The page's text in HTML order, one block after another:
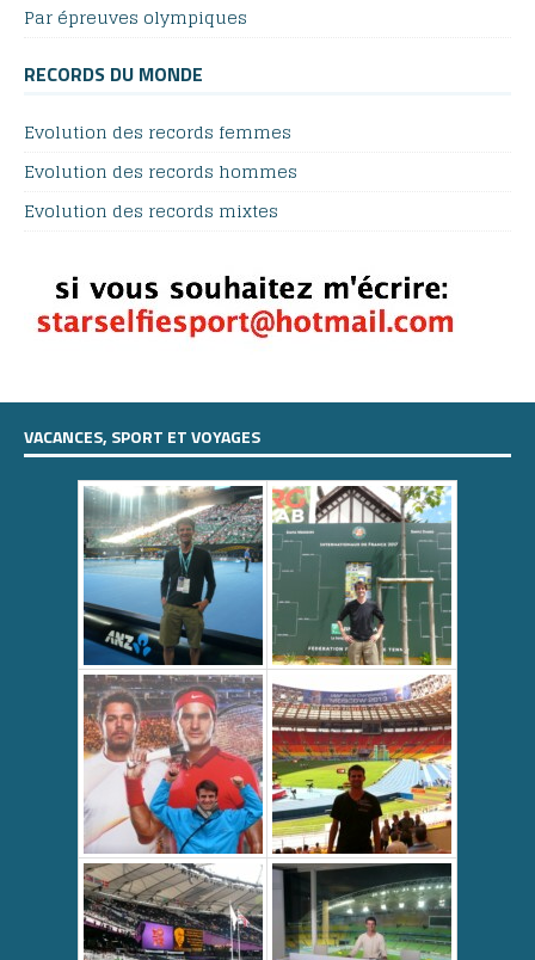
Par épreuves olympiques
RECORDS DU MONDE
Evolution des records femmes
Evolution des records hommes
Evolution des records mixtes
VACANCES, SPORT ET VOYAGES